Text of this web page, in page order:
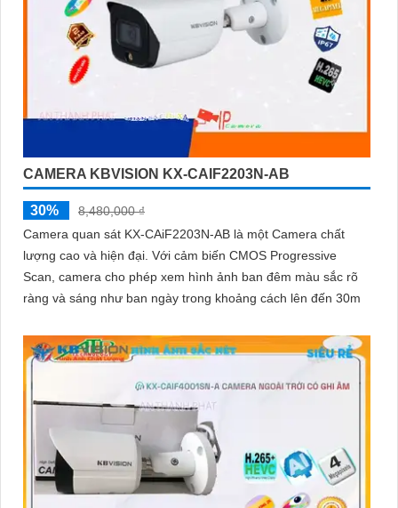
CAMERA KBVISION KX-CAIF2203N-AB
30%
8,480,000 ₫
Camera quan sát KX-CAiF2203N-AB là một Camera chất
lượng cao và hiện đại. Với cảm biến CMOS Progressive
Scan, camera cho phép xem hình ảnh ban đêm màu sắc rõ
ràng và sáng như ban ngày trong khoảng cách lên đến 30m